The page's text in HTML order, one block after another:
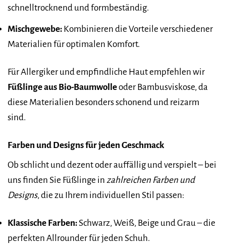
schnelltrocknend und formbeständig.
Mischgewebe: Kombinieren die Vorteile verschiedener
Materialien für optimalen Komfort.
Für Allergiker und empfindliche Haut empfehlen wir
Füßlinge aus Bio-Baumwolleoder Bambusviskose, da
diese Materialien besonders schonend und reizarm
sind.
Farben und Designs für jeden Geschmack
Ob schlicht und dezent oder auffällig und verspielt – bei
uns finden Sie Füßlinge in zahlreichen Farben und
Designs, die zu Ihrem individuellen Stil passen:
Klassische Farben:Schwarz, Weiß, Beige und Grau – die
perfekten Allrounder für jeden Schuh.